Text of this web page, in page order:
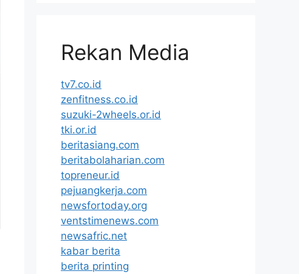
Rekan Media
tv7.co.id
zenfitness.co.id
suzuki-2wheels.or.id
tki.or.id
beritasiang.com
beritabolaharian.com
topreneur.id
pejuangkerja.com
newsfortoday.org
ventstimenews.com
newsafric.net
kabar berita
berita printing